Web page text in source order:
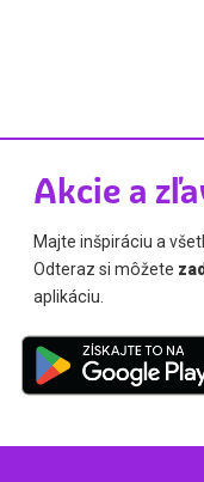
Akcie a
Majte inšpiráciu a
Odteraz si môžete
aplikáciu.